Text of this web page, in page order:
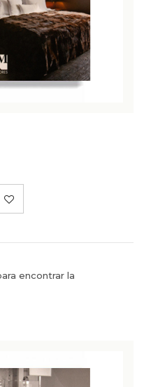
encontrar la